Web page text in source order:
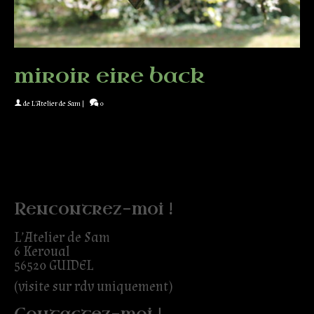
miroir eire back
deL'Atelier de Sam | 0
Rencontrez-moi !
L’Atelier de Sam
6 Keroual
56520 GUIDEL
(visite sur rdv uniquement)